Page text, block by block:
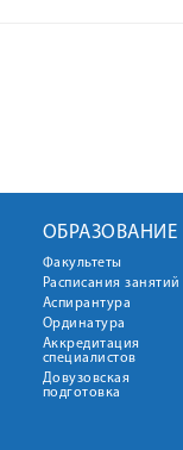
ОБРАЗОВАНИЕ
Факультеты
Расписания занятий
Аспирантура
Ординатура
Аккредитация
специалистов
Довузовская
подготовка